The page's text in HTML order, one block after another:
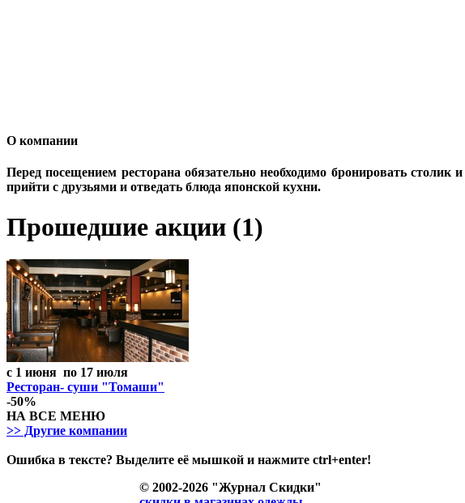
О компании
Перед посещением ресторана обязательно необходимо бронировать
прийти с друзьями и отведать блюда японской кухни.
Прошедшие акции (1)
с 1 июня по 17 июля
Ресторан- суши "Томаши"
-50%
НА ВСЕ МЕНЮ
>> Другие компании
Ошибка в тексте? Выделите её мышкой и нажмите ctrl+enter!
© 2002-2026 "Журнал Скидки"